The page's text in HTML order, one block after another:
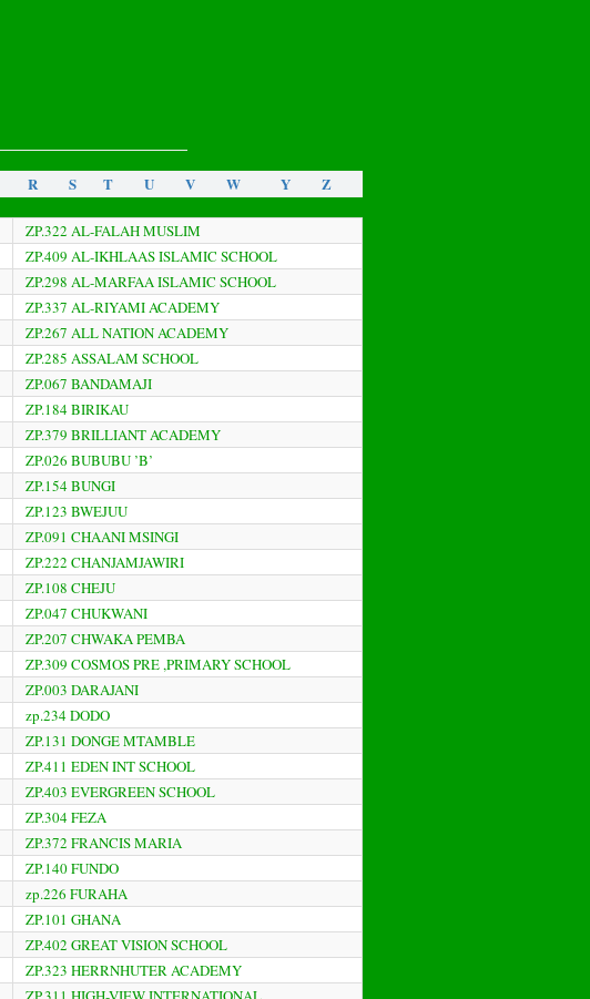
R S T U V W Y Z
ZP.322 AL-FALAH MUSLIM
ZP.409 AL-IKHLAAS ISLAMIC SCHOOL
ZP.298 AL-MARFAA ISLAMIC SCHOOL
ZP.337 AL-RIYAMI ACADEMY
ZP.267 ALL NATION ACADEMY
ZP.285 ASSALAM SCHOOL
ZP.067 BANDAMAJI
ZP.184 BIRIKAU
ZP.379 BRILLIANT ACADEMY
ZP.026 BUBUBU ’B’
ZP.154 BUNGI
ZP.123 BWEJUU
ZP.091 CHAANI MSINGI
ZP.222 CHANJAMJAWIRI
ZP.108 CHEJU
ZP.047 CHUKWANI
ZP.207 CHWAKA PEMBA
ZP.309 COSMOS PRE ,PRIMARY SCHOOL
ZP.003 DARAJANI
zp.234 DODO
ZP.131 DONGE MTAMBLE
ZP.411 EDEN INT SCHOOL
ZP.403 EVERGREEN SCHOOL
ZP.304 FEZA
ZP.372 FRANCIS MARIA
ZP.140 FUNDO
zp.226 FURAHA
ZP.101 GHANA
ZP.402 GREAT VISION SCHOOL
ZP.323 HERRNHUTER ACADEMY